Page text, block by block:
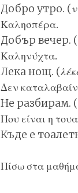
Добро утро. (
Καλησπέρα.
Добър вечер. (
Καληνύχτα.
Лека нощ. (
Δεν
Не разбирам. (
Που είναι η
Къде е
Πίσω στα